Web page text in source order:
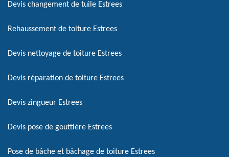
Devis changement de tuile Estrees
Rehaussement de toiture Estrees
Devis nettoyage de toiture Estrees
Devis réparation de toiture Estrees
Devis zingueur Estrees
Devis pose de gouttière Estrees
Pose de bâche et bâchage de toiture Estrees